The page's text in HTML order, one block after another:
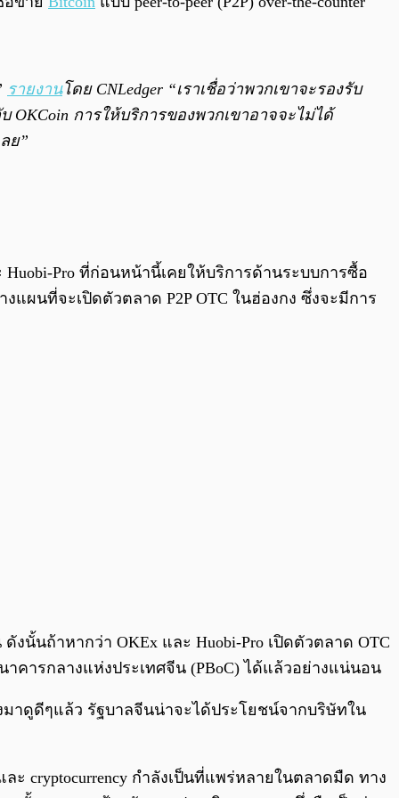
รายงานโดย CNLedger “เราเชื่อว่าพวกเขาจะรองรับ
การให้บริการของพวกเขาอาจจะไม่ได้
ย”
Pro ที่ก่อนหน้านี้เคยให้บริการด้านระบบการซื้อ
แผนที่จะเปิดตัวตลาด P2P OTC ในฮ่องกง ซึ่งจะมีการ
นั้นถ้าหากว่า OKEx และ Huobi-Pro เปิดตัวตลาด OTC
ารกลางแห่งประเทศจีน (PBoC) ได้แล้วอย่างแน่นอน
าดูดีๆแล้ว รัฐบาลจีนน่าจะได้ประโยชน์จากบริษัทใน
ะ cryptocurrency กำลังเป็นที่แพร่หลายในตลาดมืด ทาง